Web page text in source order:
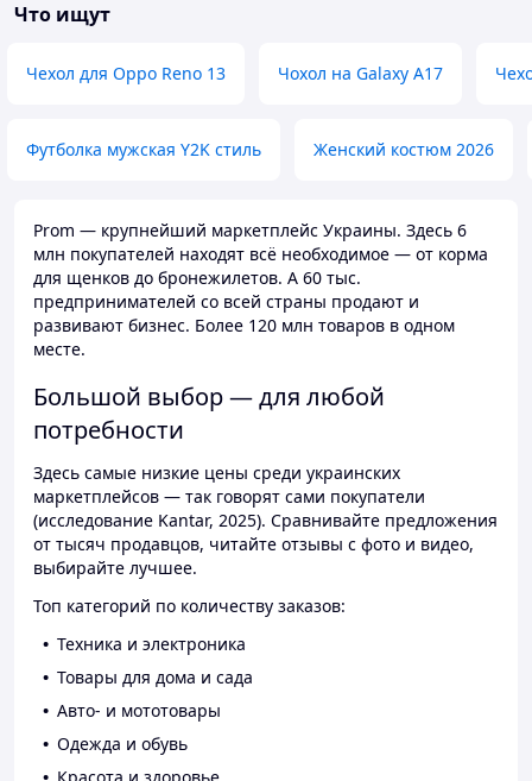
Что ищут
Чехол для Oppo Reno 13 Чохол на Galaxy A17
Футболка мужская Y2K стиль Женский костюм 2026
Prom — крупнейший маркетплейс Украины. Здесь 6
млн покупателей находят всё необходимое — от корма
для щенков до бронежилетов. А 60 тыс.
предпринимателей со всей страны продают и
развивают бизнес. Более 120 млн товаров в одном
месте.
Большой выбор — для любой
потребности
Здесь самые низкие цены среди украинских
маркетплейсов — так говорят сами покупатели
(исследование Kantar, 2025). Сравнивайте предложения
от тысяч продавцов, читайте отзывы с фото и видео,
выбирайте лучшее.
Топ категорий по количеству заказов:
Техника и электроника
Товары для дома и сада
Авто- и мототовары
Одежда и обувь